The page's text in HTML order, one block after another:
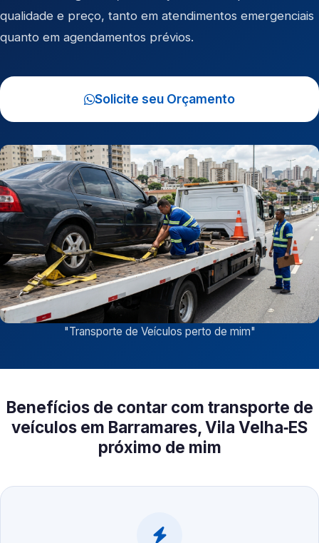
qualidade e preço, tanto em atendimentos emergenciais
quanto em agendamentos prévios.
Solicite seu Orçamento
"Transporte de Veículos perto de mim"
Benefícios de contar com transporte de
veículos em Barramares, Vila Velha‑ES
próximo de mim